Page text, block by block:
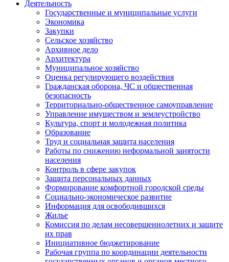
Деятельность
Государственные и муниципальные услуги
Экономика
Закупки
Сельское хозяйство
Архивное дело
Архитектура
Муниципальное хозяйство
Оценка регулирующего воздействия
Гражданская оборона, ЧС и общественная
безопасность
Территориально-общественное самоуправление
Управление имуществом и землеустройство
Культура, спорт и молодежная политика
Образование
Труд и социальная защита населения
Работы по снижению неформальной занятости
населения
Контроль в сфере закупок
Защита персональных данных
Формирование комфортной городской среды
Социально-экономическое развитие
Информация для освободившихся
Жилье
Комиссия по делам несовершеннолетних и защите
их прав
Инициативное бюджетирование
Рабочая группа по координации деятельности